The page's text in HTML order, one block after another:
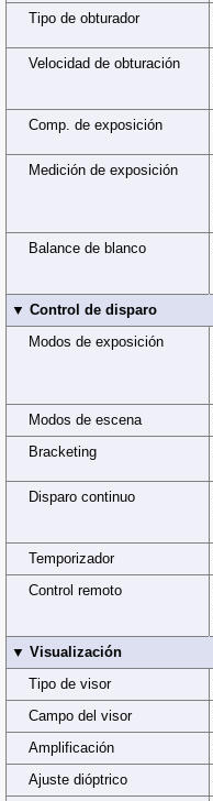
Tipo de obturador
Velocidad de obturación
Comp. de exposición
Medición de exposición
Balance de blanco
▼ Control de disparo
Modos de exposición
Modos de escena
Bracketing
Disparo continuo
Temporizador
Control remoto
▼ Visualización
Tipo de visor
Campo del visor
Amplificación
Ajuste dióptrico